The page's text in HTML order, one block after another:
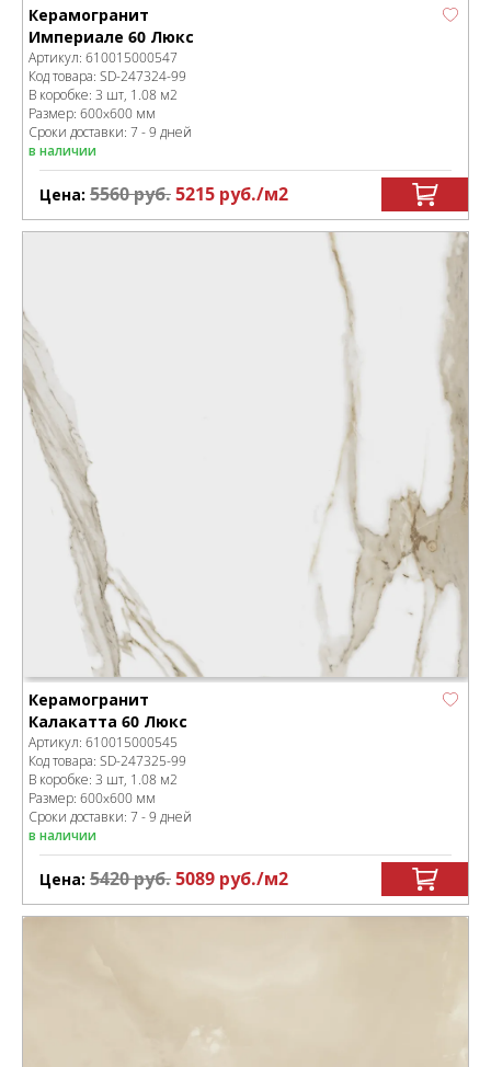
Керамогранит
Империале 60 Люкс
Артикул: 610015000547
Код товара: SD-247324-99
В коробке: 3 шт, 1.08 м2
Размер: 600x600 мм
Сроки доставки: 7 - 9 дней
в наличии
Цена: 5560руб.5215 руб./м2
Керамогранит
Калакатта 60 Люкс
Артикул: 610015000545
Код товара: SD-247325-99
В коробке: 3 шт, 1.08 м2
Размер: 600x600 мм
Сроки доставки: 7 - 9 дней
в наличии
Цена: 5420руб.5089 руб./м2